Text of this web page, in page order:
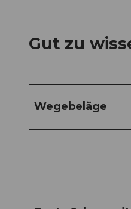
Gut zu
Wegebeläge